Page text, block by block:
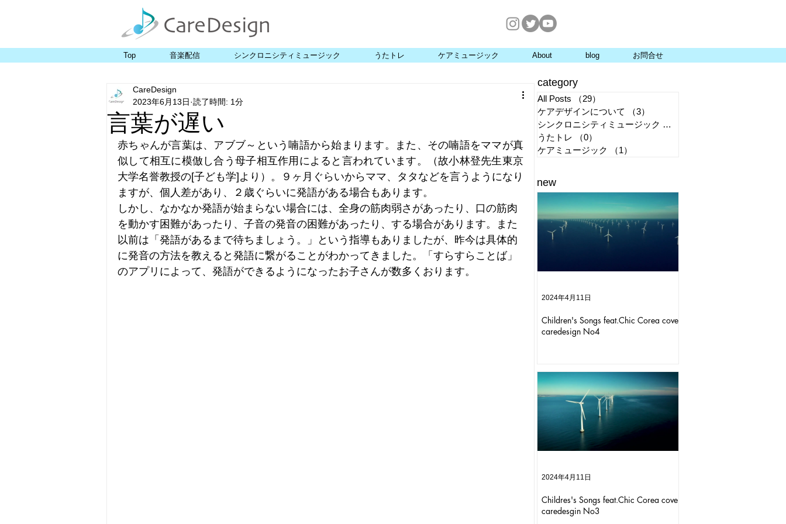
Top 音楽配信 シンクロニシティミュージック うたトレ ケアミュージック About blog お問合せ
言葉が遅い
CareDesign
2023年6月13日 読了時間: 1分
赤ちゃんが言葉は、アブブ～という喃語から始まります。また、その喃語をママが真
似して相互に模倣し合う母子相互作用によると言われています。（故小林登先生東京
大学名誉教授の[子ども学]より）。９ヶ月ぐらいからママ、タタなどを言うようになり
ますが、個人差があり、２歳ぐらいに発語がある場合もあります。
しかし、なかなか発語が始まらない場合には、全身の筋肉弱さがあったり、口の筋肉
を動かす困難があったり、子音の発音の困難があったり、する場合があります。また
以前は「発語があるまで待ちましょう。」という指導もありましたが、昨今は具体的
に発音の方法を教えると発語に繋がることがわかってきました。「すらすらことば」
のアプリによって、発語ができるようになったお子さんが数多くおります。
category
All Posts （29）
ケアデザインについて
（3）
シンクロニシティミュージック （1）
うたトレ
（0）
ケアミュージック
（1）
new
Children's Songs feat.Chic Corea cover
caredesign No4
2024年4月11日
Childres's Songs feat.Chic Corea cover
caredesgin No3
2024年4月11日